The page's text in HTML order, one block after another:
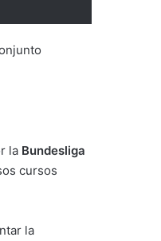
la Bundesliga
cursos
la